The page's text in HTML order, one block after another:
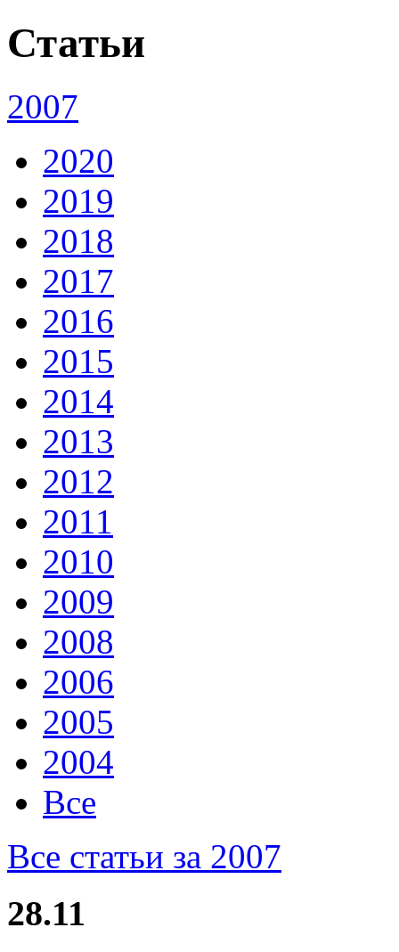
Статьи
2007
2020
2019
2018
2017
2016
2015
2014
2013
2012
2011
2010
2009
2008
2006
2005
2004
Все
Все статьи за 2007
28.11